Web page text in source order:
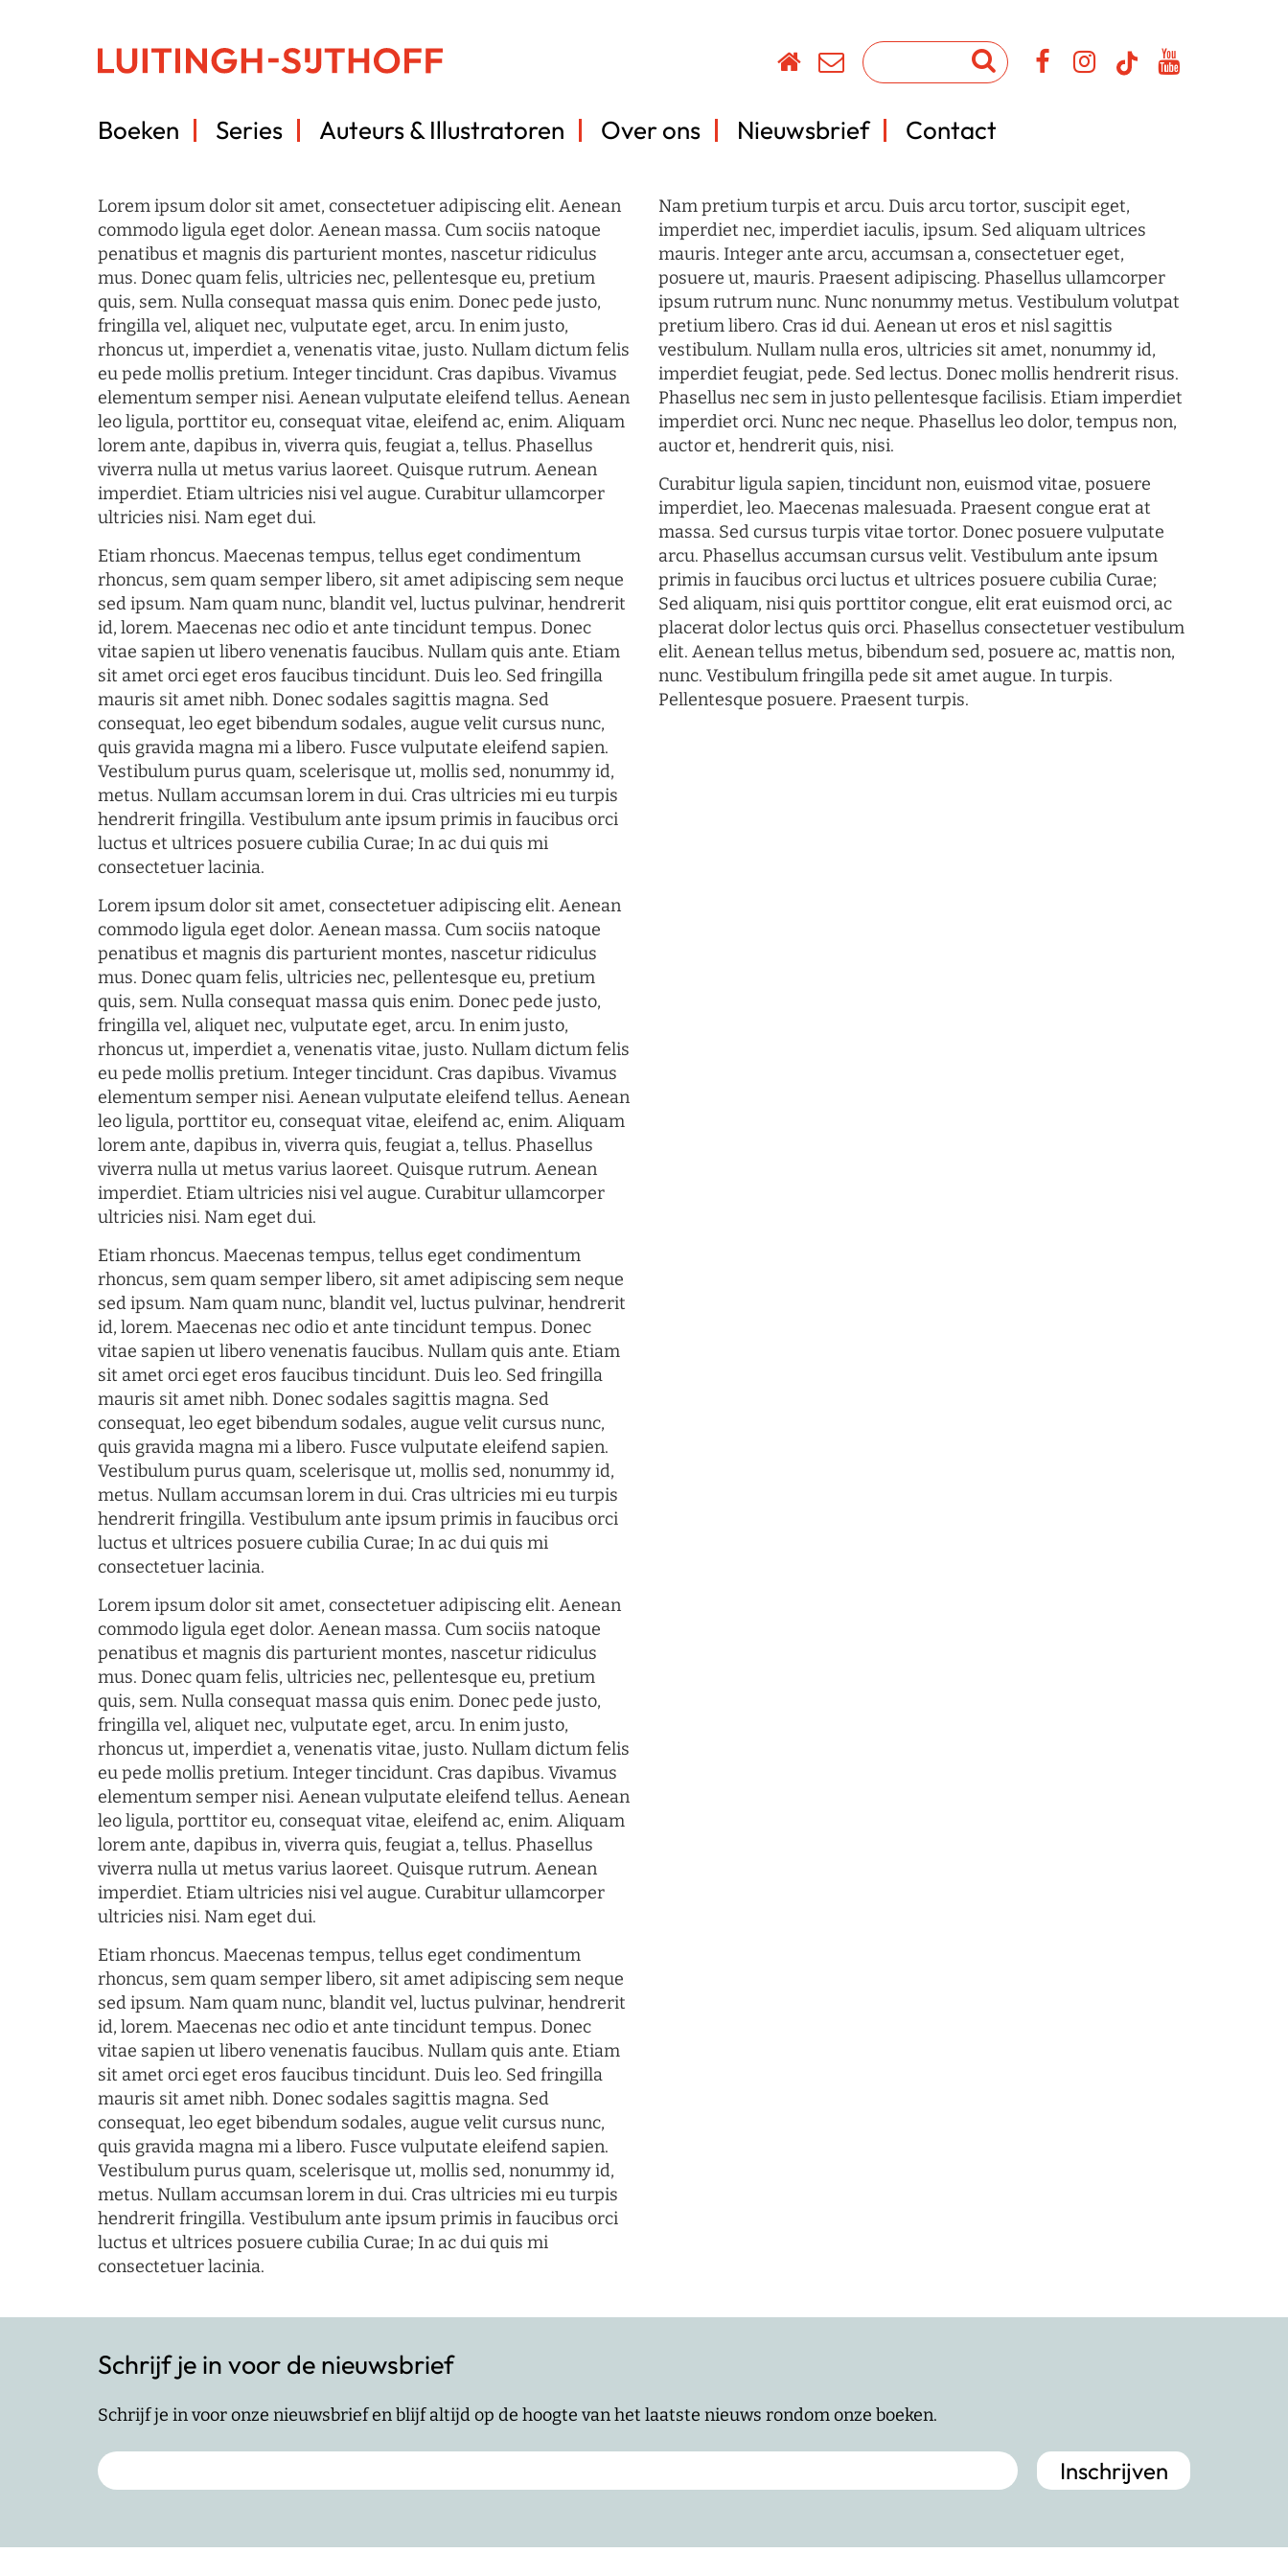
Boeken Series Auteurs & Illustratoren Over ons Nieuwsbrief Contact
Lorem ipsum dolor sit amet, consectetuer adipiscing elit. Aenean
commodo ligula eget dolor. Aenean massa. Cum sociis natoque
penatibus et magnis dis parturient montes, nascetur ridiculus
mus. Donec quam felis, ultricies nec, pellentesque eu, pretium
quis, sem. Nulla consequat massa quis enim. Donec pede justo,
fringilla vel, aliquet nec, vulputate eget, arcu. In enim justo,
rhoncus ut, imperdiet a, venenatis vitae, justo. Nullam dictum felis
eu pede mollis pretium. Integer tincidunt. Cras dapibus. Vivamus
elementum semper nisi. Aenean vulputate eleifend tellus. Aenean
leo ligula, porttitor eu, consequat vitae, eleifend ac, enim. Aliquam
lorem ante, dapibus in, viverra quis, feugiat a, tellus. Phasellus
viverra nulla ut metus varius laoreet. Quisque rutrum. Aenean
imperdiet. Etiam ultricies nisi vel augue. Curabitur ullamcorper
ultricies nisi. Nam eget dui.
Etiam rhoncus. Maecenas tempus, tellus eget condimentum
rhoncus, sem quam semper libero, sit amet adipiscing sem neque
sed ipsum. Nam quam nunc, blandit vel, luctus pulvinar, hendrerit
id, lorem. Maecenas nec odio et ante tincidunt tempus. Donec
vitae sapien ut libero venenatis faucibus. Nullam quis ante. Etiam
sit amet orci eget eros faucibus tincidunt. Duis leo. Sed fringilla
mauris sit amet nibh. Donec sodales sagittis magna. Sed
consequat, leo eget bibendum sodales, augue velit cursus nunc,
quis gravida magna mi a libero. Fusce vulputate eleifend sapien.
Vestibulum purus quam, scelerisque ut, mollis sed, nonummy id,
metus. Nullam accumsan lorem in dui. Cras ultricies mi eu turpis
hendrerit fringilla. Vestibulum ante ipsum primis in faucibus orci
luctus et ultrices posuere cubilia Curae; In ac dui quis mi
consectetuer lacinia.
Lorem ipsum dolor sit amet, consectetuer adipiscing elit. Aenean
commodo ligula eget dolor. Aenean massa. Cum sociis natoque
penatibus et magnis dis parturient montes, nascetur ridiculus
mus. Donec quam felis, ultricies nec, pellentesque eu, pretium
quis, sem. Nulla consequat massa quis enim. Donec pede justo,
fringilla vel, aliquet nec, vulputate eget, arcu. In enim justo,
rhoncus ut, imperdiet a, venenatis vitae, justo. Nullam dictum felis
eu pede mollis pretium. Integer tincidunt. Cras dapibus. Vivamus
elementum semper nisi. Aenean vulputate eleifend tellus. Aenean
leo ligula, porttitor eu, consequat vitae, eleifend ac, enim. Aliquam
lorem ante, dapibus in, viverra quis, feugiat a, tellus. Phasellus
viverra nulla ut metus varius laoreet. Quisque rutrum. Aenean
imperdiet. Etiam ultricies nisi vel augue. Curabitur ullamcorper
ultricies nisi. Nam eget dui.
Etiam rhoncus. Maecenas tempus, tellus eget condimentum
rhoncus, sem quam semper libero, sit amet adipiscing sem neque
sed ipsum. Nam quam nunc, blandit vel, luctus pulvinar, hendrerit
id, lorem. Maecenas nec odio et ante tincidunt tempus. Donec
vitae sapien ut libero venenatis faucibus. Nullam quis ante. Etiam
sit amet orci eget eros faucibus tincidunt. Duis leo. Sed fringilla
mauris sit amet nibh. Donec sodales sagittis magna. Sed
consequat, leo eget bibendum sodales, augue velit cursus nunc,
quis gravida magna mi a libero. Fusce vulputate eleifend sapien.
Vestibulum purus quam, scelerisque ut, mollis sed, nonummy id,
metus. Nullam accumsan lorem in dui. Cras ultricies mi eu turpis
hendrerit fringilla. Vestibulum ante ipsum primis in faucibus orci
luctus et ultrices posuere cubilia Curae; In ac dui quis mi
consectetuer lacinia.
Lorem ipsum dolor sit amet, consectetuer adipiscing elit. Aenean
commodo ligula eget dolor. Aenean massa. Cum sociis natoque
penatibus et magnis dis parturient montes, nascetur ridiculus
mus. Donec quam felis, ultricies nec, pellentesque eu, pretium
quis, sem. Nulla consequat massa quis enim. Donec pede justo,
fringilla vel, aliquet nec, vulputate eget, arcu. In enim justo,
rhoncus ut, imperdiet a, venenatis vitae, justo. Nullam dictum felis
eu pede mollis pretium. Integer tincidunt. Cras dapibus. Vivamus
elementum semper nisi. Aenean vulputate eleifend tellus. Aenean
leo ligula, porttitor eu, consequat vitae, eleifend ac, enim. Aliquam
lorem ante, dapibus in, viverra quis, feugiat a, tellus. Phasellus
viverra nulla ut metus varius laoreet. Quisque rutrum. Aenean
imperdiet. Etiam ultricies nisi vel augue. Curabitur ullamcorper
ultricies nisi. Nam eget dui.
Etiam rhoncus. Maecenas tempus, tellus eget condimentum
rhoncus, sem quam semper libero, sit amet adipiscing sem neque
sed ipsum. Nam quam nunc, blandit vel, luctus pulvinar, hendrerit
id, lorem. Maecenas nec odio et ante tincidunt tempus. Donec
vitae sapien ut libero venenatis faucibus. Nullam quis ante. Etiam
sit amet orci eget eros faucibus tincidunt. Duis leo. Sed fringilla
mauris sit amet nibh. Donec sodales sagittis magna. Sed
consequat, leo eget bibendum sodales, augue velit cursus nunc,
quis gravida magna mi a libero. Fusce vulputate eleifend sapien.
Vestibulum purus quam, scelerisque ut, mollis sed, nonummy id,
metus. Nullam accumsan lorem in dui. Cras ultricies mi eu turpis
hendrerit fringilla. Vestibulum ante ipsum primis in faucibus orci
luctus et ultrices posuere cubilia Curae; In ac dui quis mi
consectetuer lacinia.
Nam pretium turpis et arcu. Duis arcu tortor, suscipit eget,
imperdiet nec, imperdiet iaculis, ipsum. Sed aliquam ultrices
mauris. Integer ante arcu, accumsan a, consectetuer eget,
posuere ut, mauris. Praesent adipiscing. Phasellus ullamcorper
ipsum rutrum nunc. Nunc nonummy metus. Vestibulum volutpat
pretium libero. Cras id dui. Aenean ut eros et nisl sagittis
vestibulum. Nullam nulla eros, ultricies sit amet, nonummy id,
imperdiet feugiat, pede. Sed lectus. Donec mollis hendrerit risus.
Phasellus nec sem in justo pellentesque facilisis. Etiam imperdiet
imperdiet orci. Nunc nec neque. Phasellus leo dolor, tempus non,
auctor et, hendrerit quis, nisi.
Curabitur ligula sapien, tincidunt non, euismod vitae, posuere
imperdiet, leo. Maecenas malesuada. Praesent congue erat at
massa. Sed cursus turpis vitae tortor. Donec posuere vulputate
arcu. Phasellus accumsan cursus velit. Vestibulum ante ipsum
primis in faucibus orci luctus et ultrices posuere cubilia Curae;
Sed aliquam, nisi quis porttitor congue, elit erat euismod orci, ac
placerat dolor lectus quis orci. Phasellus consectetuer vestibulum
elit. Aenean tellus metus, bibendum sed, posuere ac, mattis non,
nunc. Vestibulum fringilla pede sit amet augue. In turpis.
Pellentesque posuere. Praesent turpis.
Schrijf je in voor de nieuwsbrief
Schrijf je in voor onze nieuwsbrief en blijf altijd op de hoogte van het laatste nieuws rondom onze boeken.